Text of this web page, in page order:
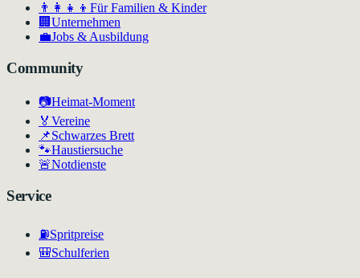
👨‍👩‍👧‍👦 Für Familien & Kinder
🏢 Unternehmen
💼Jobs & Ausbildung
Community
📷Heimat-Moment
🏅 Vereine
📌Schwarzes Brett
🐾Haustiersuche
🚨Notdienste
Service
⛽Spritpreise
🎒Schulferien